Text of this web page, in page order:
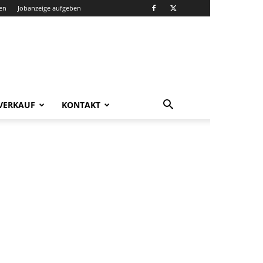
Jobanzeige aufgeben
KONTAKT